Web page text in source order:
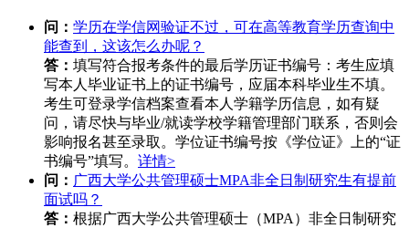
问： 学历在学信网验证不过，可在高等教育学历查询中
能查到，这该怎么办呢？
答： 填写符合报考条件的最后学历证书编号：考生应填
写本人毕业证书上的证书编号，应届本科毕业生不填。
考生可登录学信档案查看本人学籍学历信息，如有疑
问，请尽快与毕业/就读学校学籍管理部门联系，否则会
影响报名甚至录取。学位证书编号按《学位证》上的“证
书编号”填写。 详情>
问： 广西大学公共管理硕士MPA非全日制研究生有提前
面试吗？
答： 根据广西大学公共管理硕士（MPA）非全日制研究